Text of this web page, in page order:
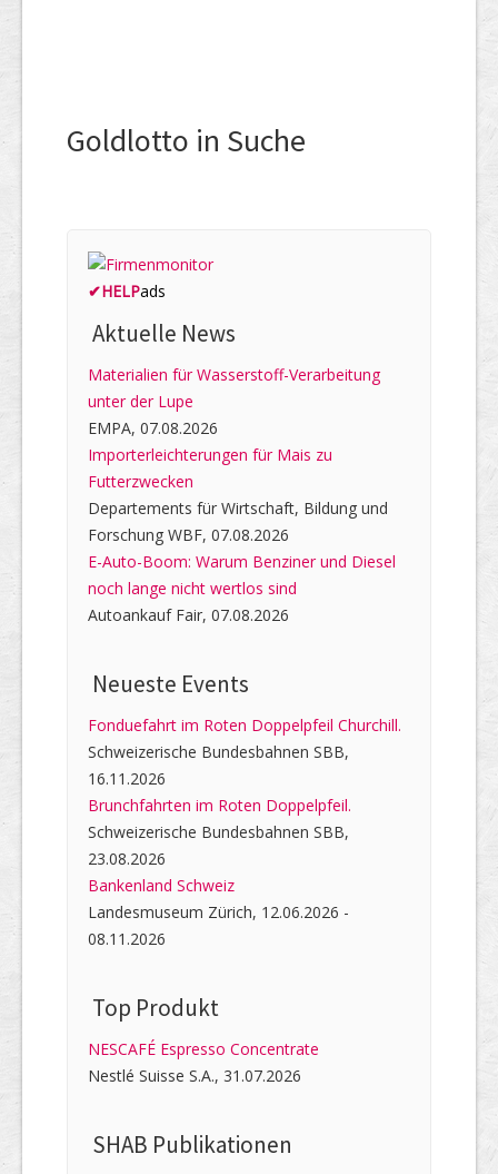
Goldlotto in Suche
✔HELPads
Aktuelle News
Materialien für Wasserstoff-Verarbeitung
unter der Lupe
EMPA, 07.08.2026
Importerleichterungen für Mais zu
Futterzwecken
Departements für Wirtschaft, Bildung und
Forschung WBF, 07.08.2026
E-Auto-Boom: Warum Benziner und Diesel
noch lange nicht wertlos sind
Autoankauf Fair, 07.08.2026
Neueste Events
Fonduefahrt im Roten Doppelpfeil Churchill.
Schweizerische Bundesbahnen SBB,
16.11.2026
Brunchfahrten im Roten Doppelpfeil.
Schweizerische Bundesbahnen SBB,
23.08.2026
Bankenland Schweiz
Landesmuseum Zürich, 12.06.2026 -
08.11.2026
Top Produkt
NESCAFÉ Espresso Concentrate
Nestlé Suisse S.A., 31.07.2026
SHAB Publi­kati­onen